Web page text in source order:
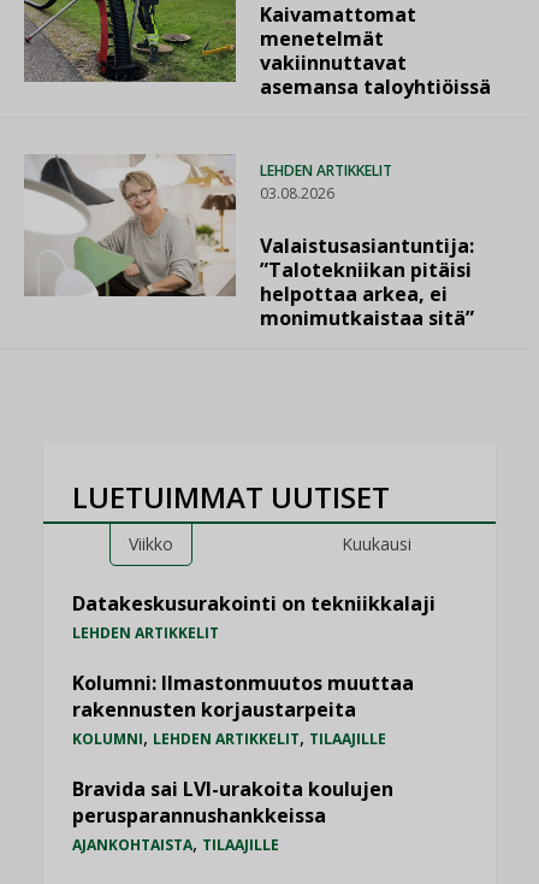
Kaivamattomat
menetelmät
vakiinnuttavat
asemansa taloyhtiöissä
LEHDEN ARTIKKELIT
03.08.2026
Valaistusasiantuntija:
”Talotekniikan pitäisi
helpottaa arkea, ei
monimutkaistaa sitä”
LUETUIMMAT UUTISET
Viikko Kuukausi
Datakeskusurakointi on tekniikkalaji
LEHDEN ARTIKKELIT
Kolumni: Ilmastonmuutos muuttaa
rakennusten korjaustarpeita
KOLUMNI, LEHDEN ARTIKKELIT, TILAAJILLE
Bravida sai LVI-urakoita koulujen
perusparannushankkeissa
AJANKOHTAISTA, TILAAJILLE